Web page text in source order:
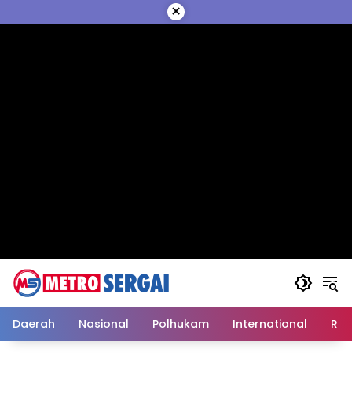
ke
×
Daerah Nasional Polhukam International